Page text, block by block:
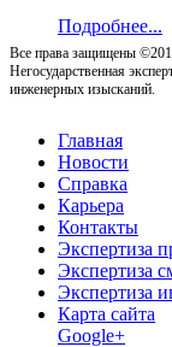
Подробнее...
Все права защищены
Негосударственная
инженерных изысканий.
Главная
Новости
Справка
Карьера
Контакты
Экспертиза
Экспертиза
Экспертиза
Карта сайта
Google+